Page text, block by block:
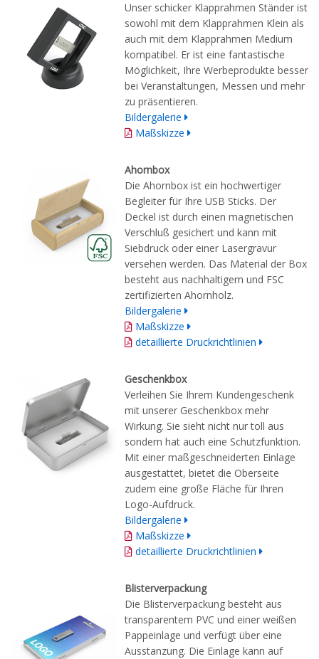
Unser schicker Klapprahmen Ständer ist
sowohl mit dem Klapprahmen Klein als
auch mit dem Klapprahmen Medium
kompatibel. Er ist eine fantastische
Möglichkeit, Ihre Werbeprodukte besser
bei Veranstaltungen, Messen und mehr
zu präsentieren.
Bildergalerie
Maßskizze
Ahornbox
Die Ahornbox ist ein hochwertiger
Begleiter für Ihre USB Sticks. Der
Deckel ist durch einen magnetischen
Verschluß gesichert und kann mit
Siebdruck oder einer Lasergravur
versehen werden. Das Material der Box
besteht aus nachhaltigem und FSC
zertifizierten Ahornholz.
Bildergalerie
Maßskizze
detaillierte Druckrichtlinien
Geschenkbox
Verleihen Sie Ihrem Kundengeschenk
mit unserer Geschenkbox mehr
Wirkung. Sie sieht nicht nur toll aus
sondern hat auch eine Schutzfunktion.
Mit einer maßgeschneiderten Einlage
ausgestattet, bietet die Oberseite
zudem eine große Fläche für Ihren
Logo-Aufdruck.
Bildergalerie
Maßskizze
detaillierte Druckrichtlinien
Blisterverpackung
Die Blisterverpackung besteht aus
transparentem PVC und einer weißen
Pappeinlage und verfügt über eine
Ausstanzung. Die Einlage kann auf